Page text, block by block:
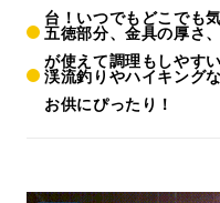
台！いつでもどこでも
五徳部分、金具の厚さ
が使えて調理もしやすい
渓流釣りやハイキング
お供にぴったり！